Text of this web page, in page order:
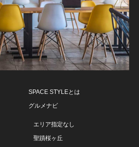
SPACE STYLEとは
グルメナビ
エリア指定なし
聖蹟桜ヶ丘